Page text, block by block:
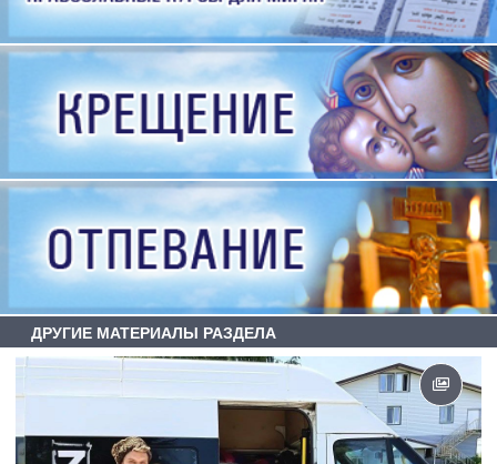
ДРУГИЕ МАТЕРИАЛЫ РАЗДЕЛА